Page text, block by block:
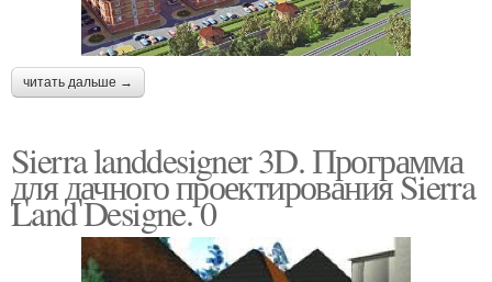
читать дальше →
Sierra landdesigner 3D. Программа
для дачного проектирования Sierra
Land Designe. 0